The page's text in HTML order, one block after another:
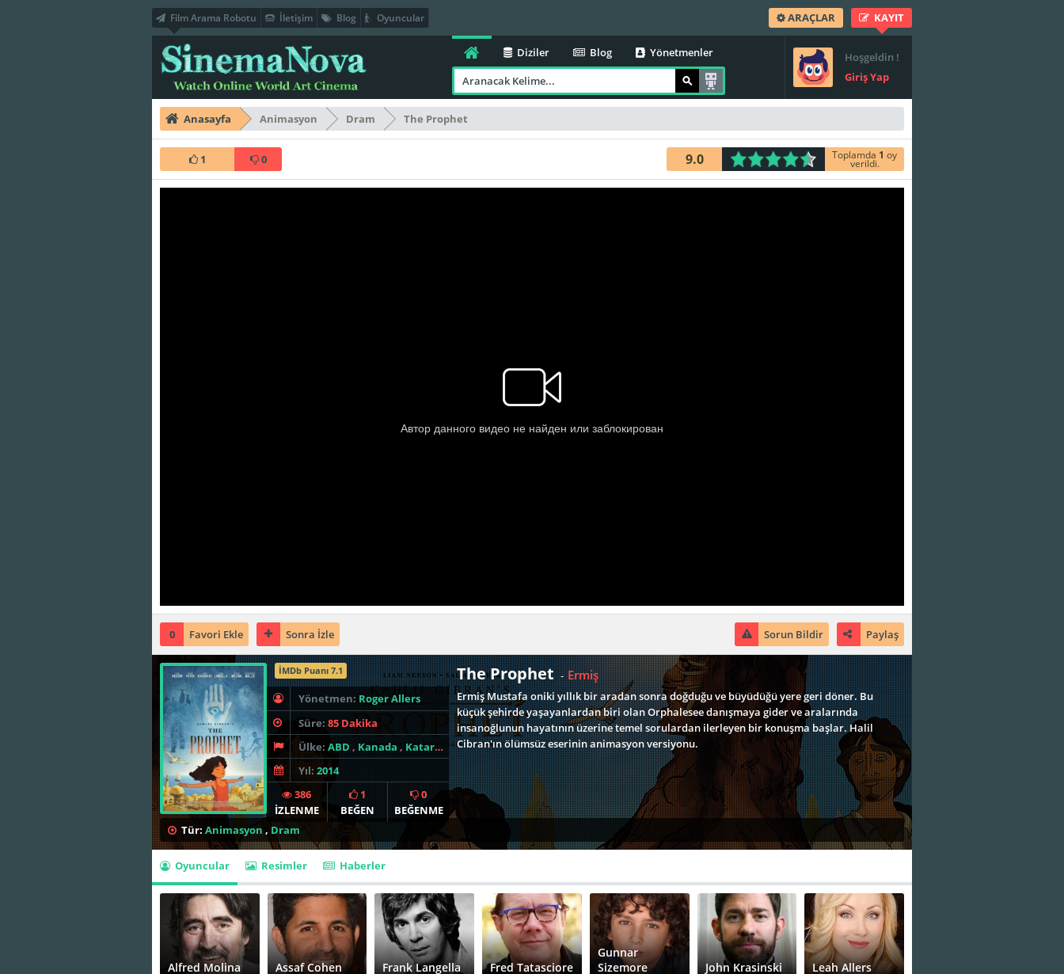
Film Arama Robotu İletişim Blog Oyuncular ARAÇLAR KAYIT
Hoşgeldin !
Giriş Yap
Diziler Blog Yönetmenler
Anasayfa Animasyon Dram The Prophet
1 0 9.0 Toplamda 1 oy
verildi.
0 Favori Ekle Sonra İzle Paylaş
Sorun Bildir
İMDb Puanı 7.1
Yönetmen: Roger Allers
Süre: 85 Dakika
Ülke: ABD , Kanada , Katar,Lübnan
Yıl: 2014
386
İZLENME
1
BEĞEN
0
BEĞENME
The Prophet - Ermiş
Ermiş Mustafa oniki yıllık bir aradan sonra doğduğu ve büyüdüğü yere geri döner. Bu
küçük şehirde yaşayanlardan biri olan Orphalesee danışmaya gider ve aralarında
insanoğlunun hayatının üzerine temel sorulardan ilerleyen bir konuşma başlar. Halil
Cibran'ın ölümsüz eserinin animasyon versiyonu.
Tür: Animasyon , Dram
Oyuncular Resimler Haberler
Alfred Molina Assaf Cohen Frank Langella Fred Tatasciore
Gunnar
Sizemore
John Krasinski Leah Allers